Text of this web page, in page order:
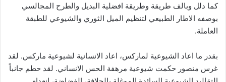
كما دلل وبالف طريقة وطريقة افضلية البديل والطرح المجالسي
بوصفه الاطار الطبيعي لتنظيم الميل الثوري والشيوعي للطبقة
العاملة.
بقدر ما اعاد الشيوعية لماركس، اعاد الانسانية لشيوعية ماركس. لقد
غرس منصور حكمت شيوعية مرهفة الحس الانساني. لقد حطم جانباً